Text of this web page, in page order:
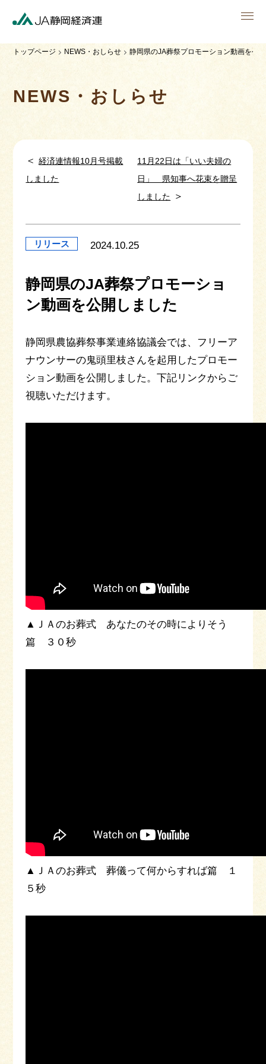
トップページ NEWS・おしらせ 静岡県のJA葬祭プロモーション動画を公
NEWS・おしらせ
＜経済連情報10月号掲載
しました
11月22日は「いい夫婦の
日」 県知事へ花束を贈呈
しました
＞
リリース 2024.10.25
静岡県のJA葬祭プロモーショ
ン動画を公開しました
静岡県農協葬祭事業連絡協議会では、フリーア
ナウンサーの鬼頭里枝さんを起用したプロモー
ション動画を公開しました。下記リンクからご
視聴いただけます。
▲ＪＡのお葬式 あなたのその時によりそう
篇 ３０秒
▲ＪＡのお葬式 葬儀って何からすれば篇 １
５秒